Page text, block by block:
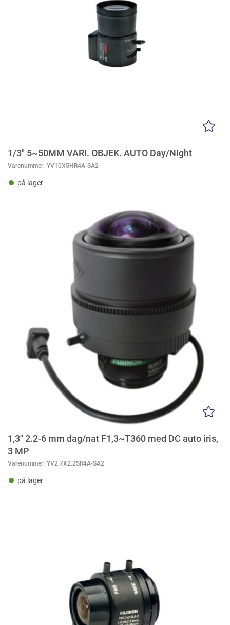
1/3" 5~50MM VARI. OBJEK. AUTO Day/Night
Varenummer: YV10X5HR4A-SA2
på lager
1,3'' 2.2-6 mm dag/nat F1,3~T360 med DC auto iris,
3 MP
Varenummer: YV2.7X2.2SR4A-SA2
på lager